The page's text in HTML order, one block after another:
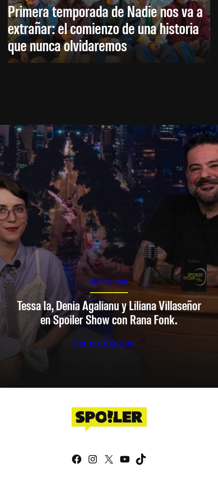
Primera temporada de Nadie nos va a
extrañar: el comienzo de una historia
que nunca olvidaremos
SPOILER SHOW
Tessa Ia, Denia Agalianu y Liliana Villaseñor
en Spoiler Show con Rana Fonk.
Ver en Youtube
Facebook
Instagram
X YouTube